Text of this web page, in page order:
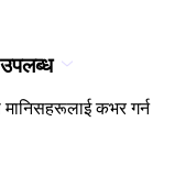
मानिसहरूलाई कभर गर्न